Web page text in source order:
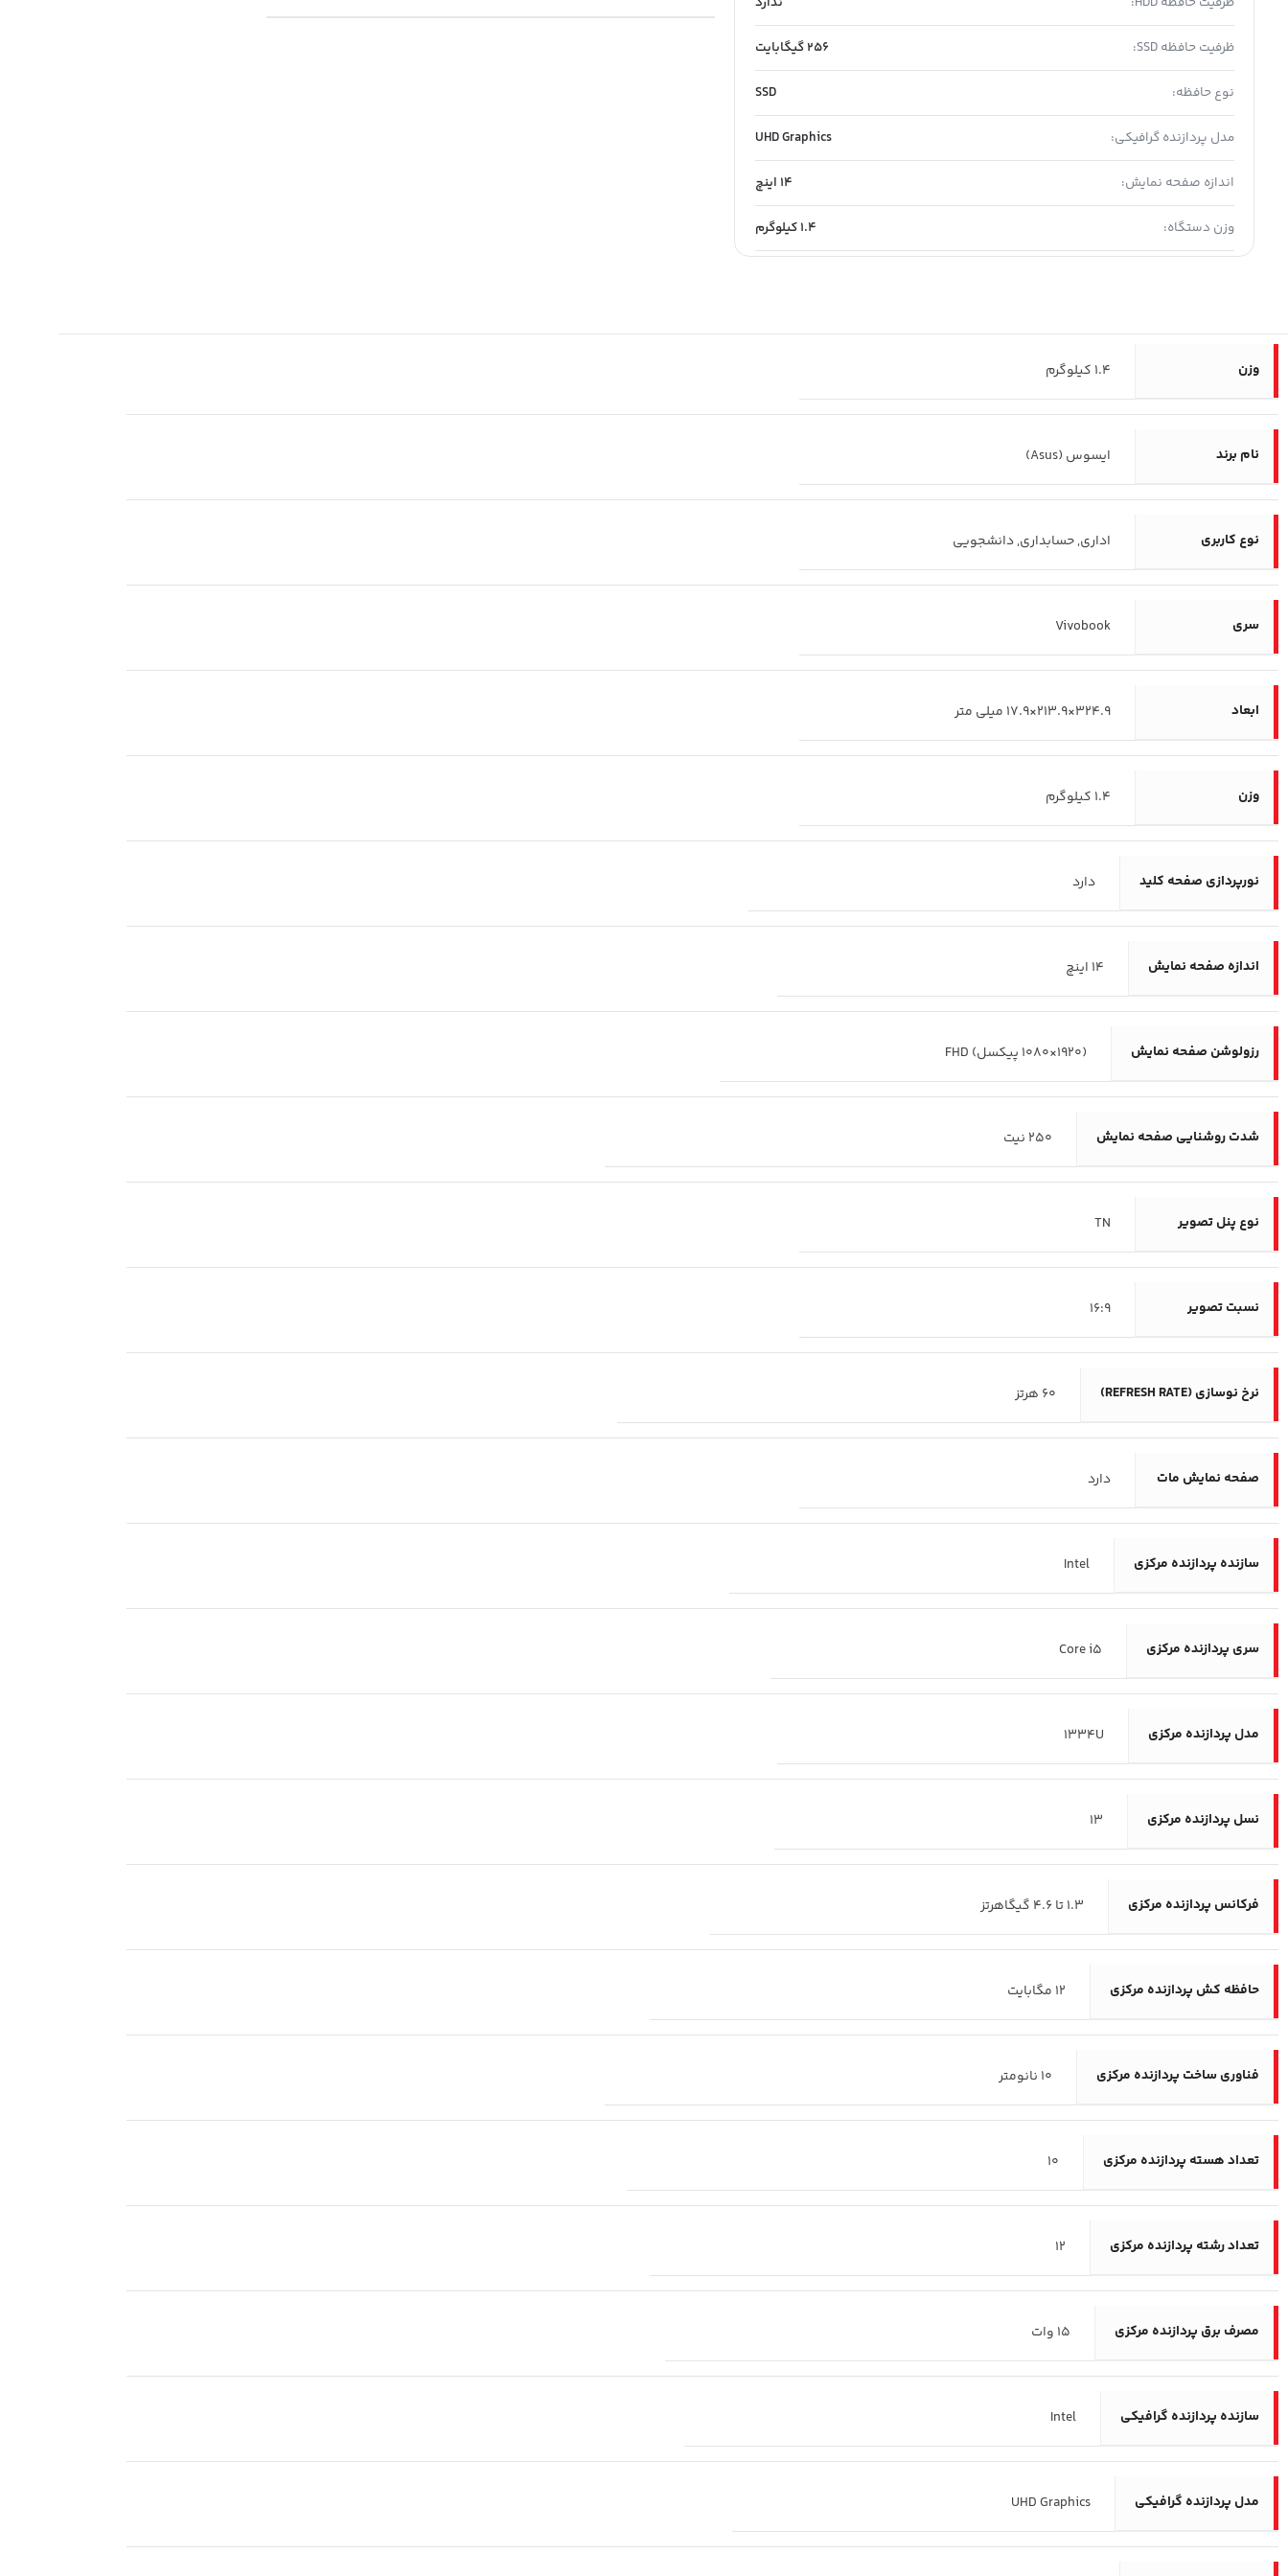
ظرفیت حافظه SSD: 256 گیگابایت
نوع حافظه: SSD
مدل پردازنده گرافیکی: UHD Graphics
اندازه صفحه نمایش: 14 اینچ
وزن دستگاه: 1.4 کیلوگرم
وزن 1.4 کیلوگرم
نام برند ایسوس (Asus)
نوع کاربری اداری, حسابداری, دانشجویی
سری Vivobook
ابعاد 324.9×213.9×17.9 میلی متر
وزن 1.4 کیلوگرم
نورپردازی صفحه کلید دارد
اندازه صفحه نمایش 14 اینچ
رزولوشن صفحه نمایش (1920×1080 پیکسل) FHD
شدت روشنایی صفحه نمایش 250 نیت
نوع پنل تصویر TN
نسبت تصویر 16:9
نرخ نوسازی (REFRESH RATE) 60 هرتز
صفحه نمایش مات دارد
سازنده پردازنده مرکزی Intel
سری پردازنده مرکزی Core i5
مدل پردازنده مرکزی 1334U
نسل پردازنده مرکزی 13
فرکانس پردازنده‌ مرکزی 1.3 تا 4.6 گیگاهرتز
حافظه کش پردازنده مرکزی 12 مگابایت
فناوری ساخت پردازنده مرکزی 10 نانومتر
تعداد هسته پردازنده مرکزی 10
تعداد رشته پردازنده مرکزی 12
مصرف برق پردازنده مرکزی 15 وات
سازنده پردازنده گرافیکی Intel
مدل پردازنده گرافیکی UHD Graphics